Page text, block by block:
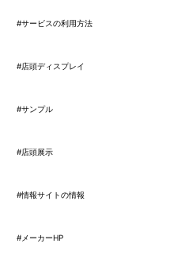
#サービスの利用方法
#店頭ディスプレイ
#サンプル
#店頭展示
#情報サイトの情報
#メーカーHP